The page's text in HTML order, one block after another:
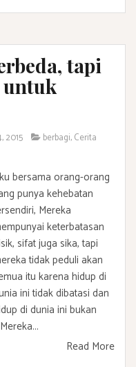
tapi
untuk
2015 berbagi,Cerita
bersama orang-orang
punya kehebatan
Mereka
keterbatasan
sifat juga sika, tapi
tidak peduli akan
itu karena hidup di
ini tidak dibatasi dan
di dunia ini bukan
Read More